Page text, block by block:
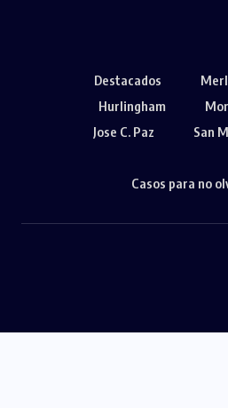
Destacados
Hurlingham
Jose C. Paz
San
Casos para no